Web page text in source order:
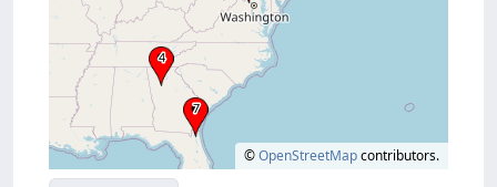
©OpenStreetMapcontributors.